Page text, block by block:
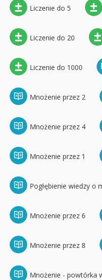
Liczenie do 5
Liczenie do 20
Liczenie do 1000
Mnożenie przez 2
Mnożenie przez 4
Mnożenie przez 1
Pogłębienie wiedzy o
Mnożenie przez 6
Mnożenie przez 8
Mnożenie - powtórka